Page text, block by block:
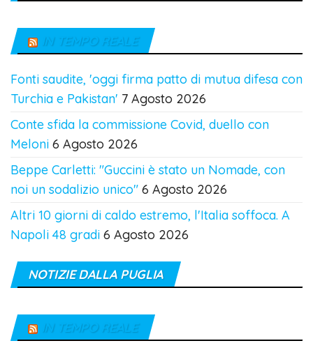
IN TEMPO REALE
Fonti saudite, 'oggi firma patto di mutua difesa con
Turchia e Pakistan' 7 Agosto 2026
Conte sfida la commissione Covid, duello con
Meloni 6 Agosto 2026
Beppe Carletti: "Guccini è stato un Nomade, con
noi un sodalizio unico" 6 Agosto 2026
Altri 10 giorni di caldo estremo, l'Italia soffoca. A
Napoli 48 gradi 6 Agosto 2026
NOTIZIE DALLA PUGLIA
IN TEMPO REALE